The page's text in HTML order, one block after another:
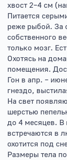
хвост 2–4 см
Питается
реже рыбой. За
собственного
только мозг.
Охотясь на
помещения.
Гон в апр. –
гнездо,
На свет
шерстью
до 4 месяцев. В
встречаются в
охотится под
Размеры тела